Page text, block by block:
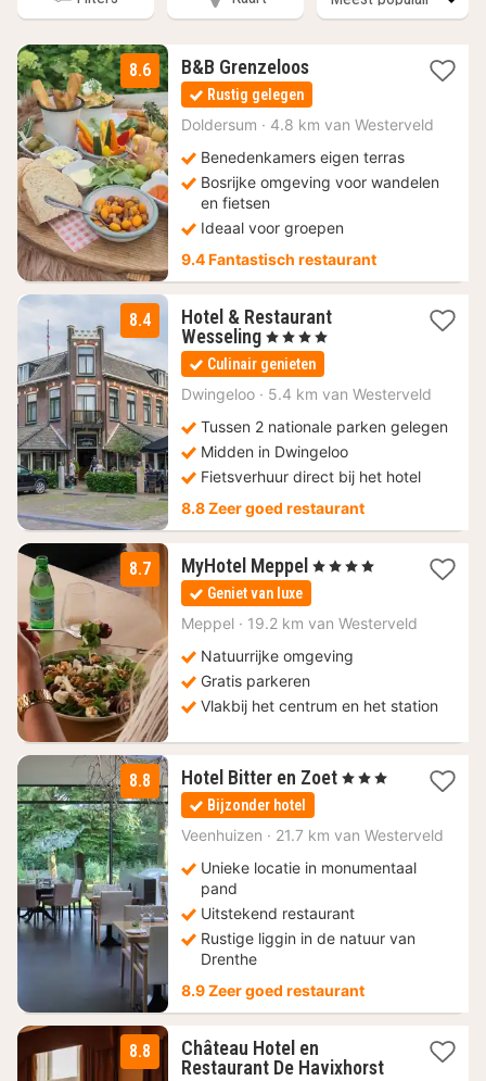
8.6 B&B Grenzeloos2
nachten
vanaf
157,50
Rustig gelegen
Doldersum · 4.8 km van Westerveld
Benedenkamers eigen terras
Bosrijke omgeving voor wandelen
en fietsen
Ideaal voor groepen
9.4 Fantastisch restaurant
8.4
Hotel & Restaurant
Wesseling 1
nacht
vanaf
96,25
, 4 Sterren
Culinair genieten
Dwingeloo · 5.4 km van Westerveld
Tussen 2 nationale parken gelegen
Midden in Dwingeloo
Fietsverhuur direct bij het hotel
8.8 Zeer goed restaurant
8.7 MyHotel Meppel 1
nacht
vanaf
124
, 4 Sterren
Geniet van luxe
Meppel · 19.2 km van Westerveld
Natuurrijke omgeving
Gratis parkeren
Vlakbij het centrum en het station
8.8 Hotel Bitter en Zoet 1
127,50
, 3 Sterren
Bijzonder hotel
Veenhuizen · 21.7 km van Westerveld
Unieke locatie in monumentaal
pand
Uitstekend restaurant
Rustige liggin in de natuur van
Drenthe
8.9 Zeer goed restaurant
8.8
Château Hotel en
Restaurant De Havixhorst1